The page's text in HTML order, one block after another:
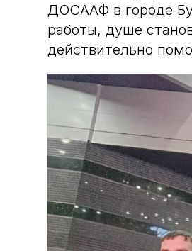
ДОСААФ в городе
работы, душе
действительно